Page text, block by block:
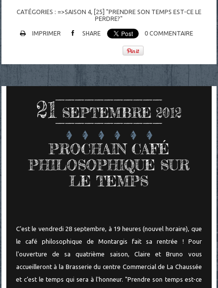
CATÉGORIES : =>SAISON 4,
[25] "PRENDRE SON TEMPS EST-CE LE
PERDRE?"
IMPRIMER SHARE 0 COMMENTAIRE
21 SEPTEMBRE 2012
PROCHAIN CAFÉ
PHILOSOPHIQUE SUR
LE TEMPS
C'est le vendredi 28 septembre, à 19 heures (nouvel horaire), que
le café philosophique de Montargis fait sa rentrée ! Pour
l'ouverture de sa quatrième saison, Claire et Bruno vous
accueilleront à la Brasserie du centre Commercial de La Chaussée
et c’est le temps qui sera à l'honneur. "Prendre son temps est-ce